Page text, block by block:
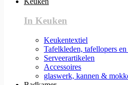
In Keuken
Keukentextiel
Tafelkleden, tafellopers en
Serveerartikelen
Accessoires
glaswerk, kannen &